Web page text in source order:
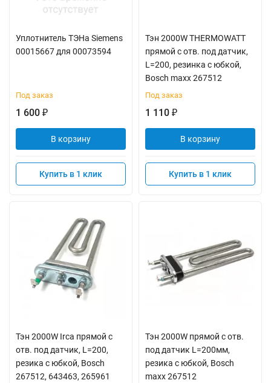
Уплотнитель ТЭНа Siemens
00015667 для 00073594
Под заказ
1 600 ₽
В корзину
Купить в 1 клик
Тэн 2000W THERMOWATT
прямой с отв. под датчик,
L=200, резинка с юбкой,
Bosch maxx 267512
Под заказ
1 110 ₽
В корзину
Купить в 1 клик
Тэн 2000W Irca прямой с
отв. под датчик, L=200,
резика с юбкой, Bosch
267512, 643463, 265961
Тэн 2000W прямой с отв.
под датчик L=200мм,
резика с юбкой, Bosch
maxx 267512